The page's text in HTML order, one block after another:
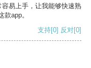
易上手，让我能够快速熟
app。
支持[0] 反对[0]